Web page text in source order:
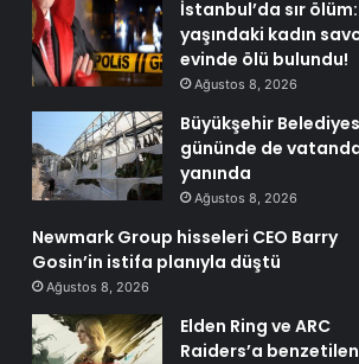
İstanbul’da sır
yaşındaki kadın
evinde ölü bulundu!
Ağustos 8, 2026
Büyükşehir
gününde de
yanında
Ağustos 8, 2026
Newmark Group hisseleri CEO Barry
Gosin’in istifa planıyla düştü
Ağustos 8, 2026
Elden Ring ve ARC
Raiders’a benzetilen